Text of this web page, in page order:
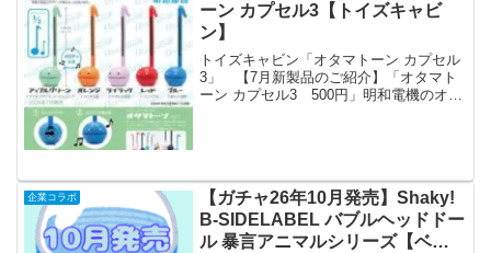
ーン カプセル3【トイズキャビ
ン】
トイズキャビン「オタマトーン カプセル
3」 【7月新製品のご紹介】「オタマト
ーン カプセル3 500円」明和電機のオタ
企業コラボ
【ガチャ26年10月発売】Shaky!
B-SIDELABEL バブルヘッドドー
ル 暴言アニマルシリーズ【ベネ